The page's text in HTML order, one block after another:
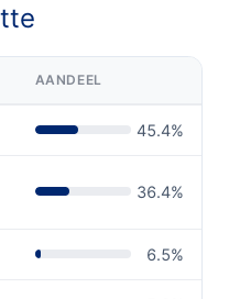
AANDEEL
45.4%
36.4%
6.5%